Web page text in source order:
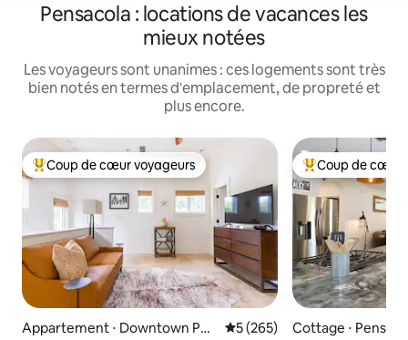
Pensacola : locations de vacances les
mieux notées
Les voyageurs sont unanimes : ces logements sont très
bien notés en termes d'emplacement, de propreté et
plus encore.
Coups de cœur voyageurs les plus appréciés
Coup de cœur voyageurs
Appartement ⋅ Downtown Pen
Évaluation moyenne sur la
5 (265)
Coups de cœur
Coup de cœur
Cottage ⋅